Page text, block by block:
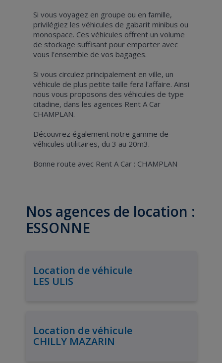
Si vous voyagez en groupe ou en famille,
privilégiez les véhicules de gabarit minibus ou
monospace. Ces véhicules offrent un volume
de stockage suffisant pour emporter avec
vous l'ensemble de vos bagages.
Si vous circulez principalement en ville, un
véhicule de plus petite taille fera l'affaire. Ainsi
nous vous proposons des véhicules de type
citadine, dans les agences Rent A Car
CHAMPLAN.
Découvrez également notre gamme de
véhicules utilitaires, du 3 au 20m3.
Bonne route avec Rent A Car : CHAMPLAN
Nos agences de location :
ESSONNE
Location de véhicule
LES ULIS
Location de véhicule
CHILLY MAZARIN